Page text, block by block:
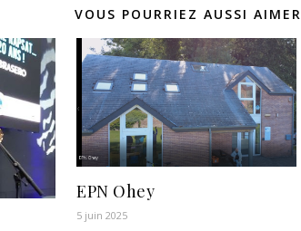
VOUS POURRIEZ AUSSI AIMER
EPN Ohey
5 juin 2025